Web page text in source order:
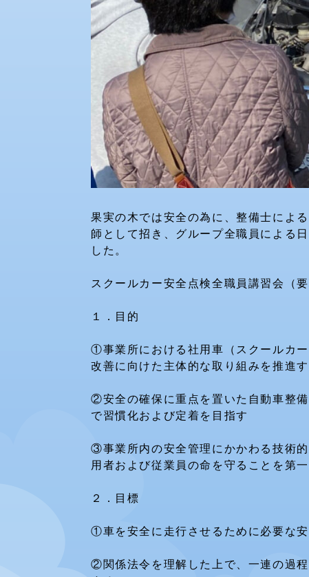
果実の木では安全の為に、整備士によ
師として招き、グループ全職員による
した。
スクールカー安全点検全職員講習会（要
１．目的
①事業所における社用車（スクールカ
改善に向けた主体的な取り組みを推進
②安全の確保に重点を置いた自動車整
で習慣化および定着を目指す
③事業所内の安全管理にかかわる技術
用者および従業員の命を守ることを第
２．目標
①車を安全に走行させるために必要な
②関係法令を理解した上で、一連の過